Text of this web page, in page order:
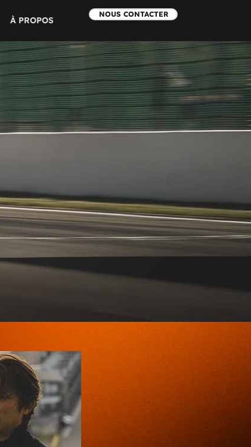
À PROPOS
NOUS CONTACTER